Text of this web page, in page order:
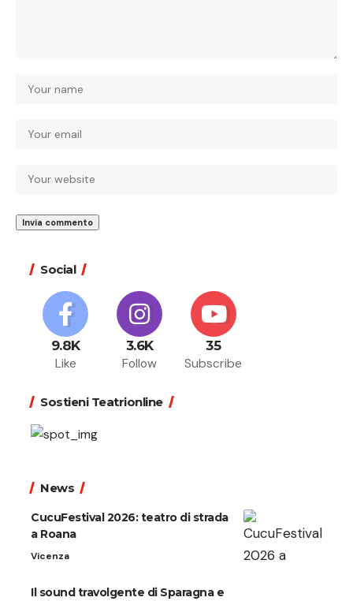
Social
9.8K
Like
3.6K
Follow
35
Subscribe
Sostieni Teatrionline
News
CucuFestival 2026: teatro di strada
a Roana
Vicenza
Il sound travolgente di Sparagna e